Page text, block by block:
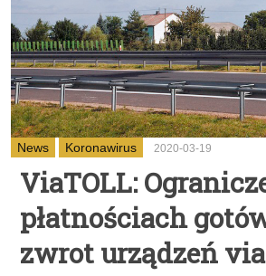
News Koronawirus 2020-03-19
ViaTOLL:
płatnościach
zwrot urządzeń